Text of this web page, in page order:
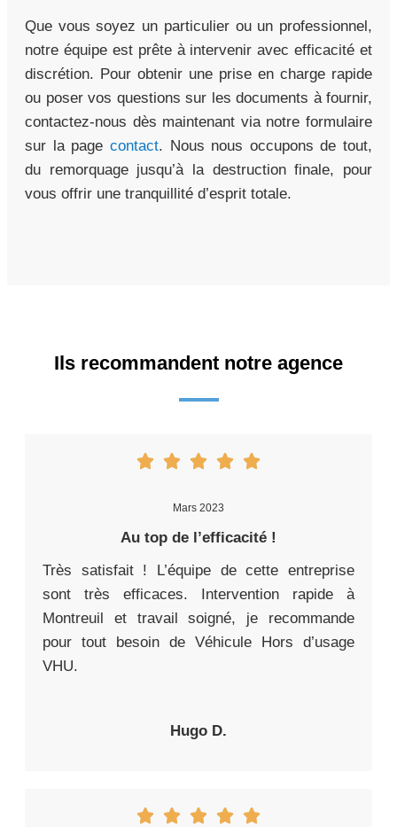
Que vous soyez un particulier ou un professionnel,
notre équipe est prête à intervenir avec efficacité et
discrétion. Pour obtenir une prise en charge rapide
ou poser vos questions sur les documents à fournir,
contactez-nous dès maintenant via notre formulaire
sur la page contact. Nous nous occupons de tout,
du remorquage jusqu’à la destruction finale, pour
vous offrir une tranquillité d’esprit totale.
Ils recommandent notre agence
Mars 2023
Au top de l’efficacité !
Très satisfait ! L’équipe de cette entreprise
sont très efficaces. Intervention rapide à
Montreuil et travail soigné, je recommande
pour tout besoin de Véhicule Hors d’usage
VHU.
Hugo D.